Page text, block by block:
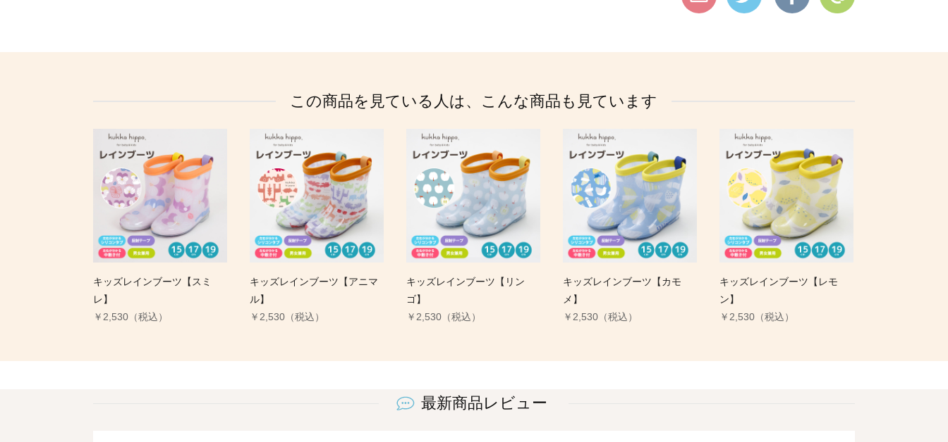
この商品を見ている人は、こんな商品も見ています
キッズレインブーツ【スミ
レ】
￥2,530（税込）
キッズレインブーツ【アニマ
ル】
￥2,530（税込）
キッズレインブーツ【リン
ゴ】
￥2,530（税込）
キッズレインブーツ【カモ
メ】
￥2,530（税込）
キッズレインブーツ【レモ
ン】
￥2,530（税込）
最新商品レビュー